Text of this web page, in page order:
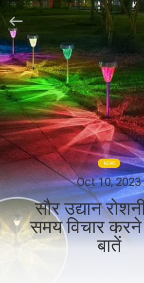
घर
उत्पादों
हमारे
बारे
में
कारखाना
भ्रमण
गुणवत्ता
नियंत्रण
Shenzhen
Changdaneng
Co.,
Ltd..
Rights
Reserved.
NEWS
Oct 10, 2023
सौर उद्यान
समय विचार
बातें